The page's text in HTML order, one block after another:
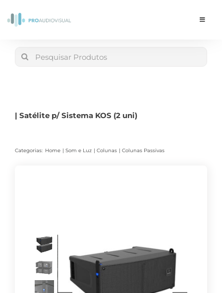
Toggle
Search
| Satélite p/ Sistema KOS (2 uni)
Categorias: Home Som e Luz Colunas Colunas Passivas